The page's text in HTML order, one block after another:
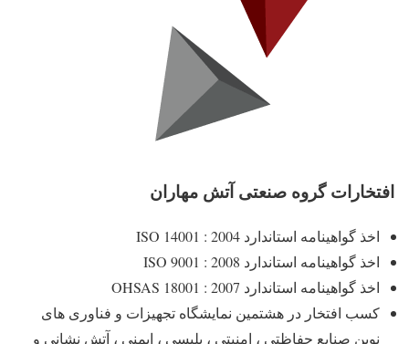
افتخارات گروه صنعتی آتش مهاران
اخذ گواهینامه استاندارد ISO 14001 : 2004
اخذ گواهینامه استاندارد ISO 9001 : 2008
اخذ گواهینامه استاندارد OHSAS 18001 : 2007
کسب افتخار در هشتمین نمایشگاه تجهیزات و فناوری های
نوین صنایع حفاظتی ، امنیتی ، پلیسی ، ایمنی ، آتش نشانی و